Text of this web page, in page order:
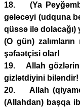
18. (Ya
gələcəyi (udquna
qüssə ilə dolacağı)
(O gün)
şəfaətçisi olar!
19. Allah gözlərin
gizlətdiyini biləndir!
20. Allah
(Allahdan) başqa